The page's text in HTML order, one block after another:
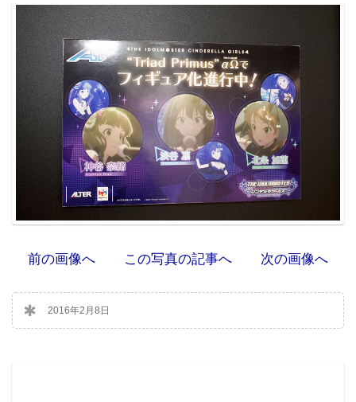
前の画像へ この写真の記事へ 次の画像へ
2016年2月8日